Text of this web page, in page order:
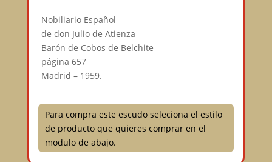
Nobiliario Español⠀
de don Julio de Atienza⠀
Barón de Cobos de Belchite⠀
página 657⠀
Madrid – 1959.
Para compra este escudo seleciona el estilo
de producto que quieres comprar en el
modulo de abajo.